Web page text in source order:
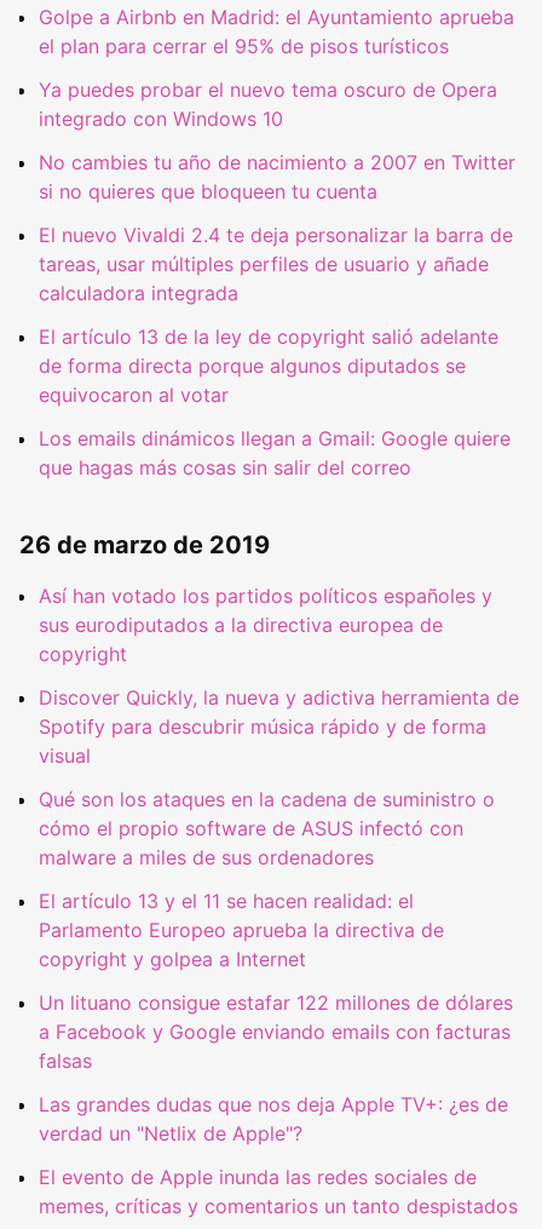
Golpe a Airbnb en Madrid: el Ayuntamiento aprueba
el plan para cerrar el 95% de pisos turísticos
Ya puedes probar el nuevo tema oscuro de Opera
integrado con Windows 10
No cambies tu año de nacimiento a 2007 en Twitter
si no quieres que bloqueen tu cuenta
El nuevo Vivaldi 2.4 te deja personalizar la barra de
tareas, usar múltiples perfiles de usuario y añade
calculadora integrada
El artículo 13 de la ley de copyright salió adelante
de forma directa porque algunos diputados se
equivocaron al votar
Los emails dinámicos llegan a Gmail: Google quiere
que hagas más cosas sin salir del correo
26 de marzo de 2019
Así han votado los partidos políticos españoles y
sus eurodiputados a la directiva europea de
copyright
Discover Quickly, la nueva y adictiva herramienta de
Spotify para descubrir música rápido y de forma
visual
Qué son los ataques en la cadena de suministro o
cómo el propio software de ASUS infectó con
malware a miles de sus ordenadores
El artículo 13 y el 11 se hacen realidad: el
Parlamento Europeo aprueba la directiva de
copyright y golpea a Internet
Un lituano consigue estafar 122 millones de dólares
a Facebook y Google enviando emails con facturas
falsas
Las grandes dudas que nos deja Apple TV+: ¿es de
verdad un "Netlix de Apple"?
El evento de Apple inunda las redes sociales de
memes, críticas y comentarios un tanto despistados